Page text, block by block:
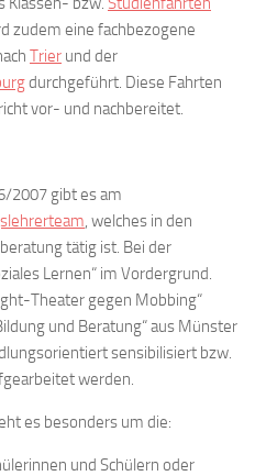
zudem eine fachbezogene
Trier und der
durchgeführt. Diese Fahrten
vor- und nachbereitet.
2007 gibt es am
, welches in den
tätig ist. Bei der
Lernen“ im Vordergrund.
Theater gegen Mobbing“
und Beratung“ aus Münster
sensibilisiert bzw.
werden.
es besonders um die:
und Schülern oder